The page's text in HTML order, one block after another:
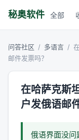
秘奥软件 全部
问答社区 / 多语言 /
邮件发票吗？
在哈萨克斯
户发俄语邮
俄语界面没